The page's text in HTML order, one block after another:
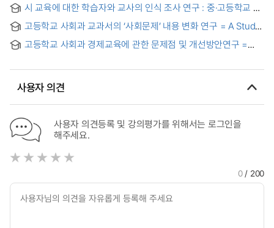
시 교육에 대한 학습자와 교사의 인식 조사 연구 : 중·고등학교 시
고등학교 사회과 교과서의 ‘사회문제’ 내용 변화 연구 = A Study
Book
고등학교 사회과 경제교육에 관한 문제점 및 개선방안연구 =
사용자 의견
사용자 의견등록 및 강의평가를 위해서는 로그인을
해주세요.
0/ 200